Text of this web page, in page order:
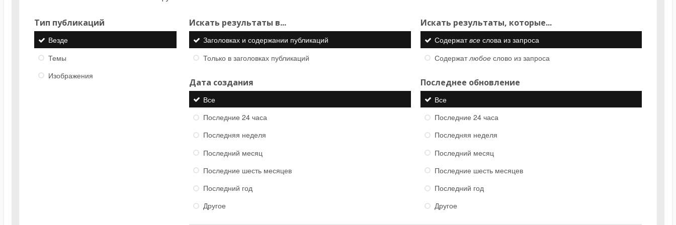
Тип публикаций
Везде
Темы
Изображения
Искать результаты в...
Заголовках и содержании публикаций
Только в заголовках публикаций
Искать результаты, которые...
Содержатвсеслова из запроса
Содержатлюбоеслово из запроса
Дата создания
Все
Последние 24 часа
Последняя неделя
Последний месяц
Последние шесть месяцев
Последний год
Другое
Последнее обновление
Все
Последние 24 часа
Последняя неделя
Последний месяц
Последние шесть месяцев
Последний год
Другое